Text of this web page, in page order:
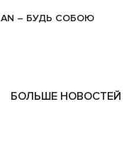
– БУДЬ СОБОЮ
БОЛЬШЕ НОВОСТЕЙ